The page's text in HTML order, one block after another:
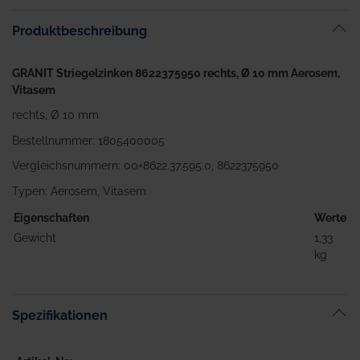
springen
Produktbeschreibung
GRANIT Striegelzinken 8622375950 rechts, Ø 10 mm Aerosem,
Vitasem
rechts, Ø 10 mm
Bestellnummer: 1805400005
Vergleichsnummern: 00+8622.37.595.0, 8622375950
Typen: Aerosem, Vitasem
Eigenschaften
Werte
Gewicht
1,33
kg
Spezifikationen